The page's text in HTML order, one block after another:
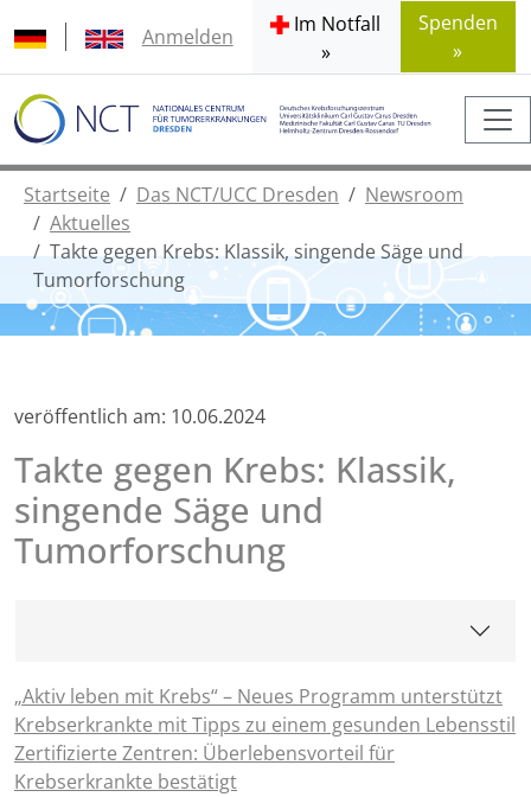
Anmelden
Im Notfall
»
Spenden
»
Startseite Das NCT/UCC Dresden
Newsroom
Aktuelles
Takte gegen Krebs: Klassik, singende Säge und
Tumorforschung
veröffentlich am: 10.06.2024
Takte gegen Krebs: Klassik,
singende Säge und
Tumorforschung
„Aktiv leben mit Krebs“ – Neues Programm unterstützt
Krebserkrankte mit Tipps zu einem gesunden Lebensstil
Zertifizierte Zentren: Überlebensvorteil für
Krebserkrankte bestätigt